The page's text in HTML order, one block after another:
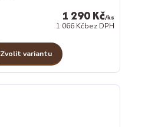
1 290 Kč/ks
1 066 Kčbez DPH
Zvolit variantu